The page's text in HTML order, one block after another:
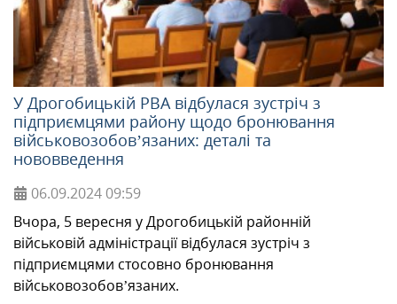
У Дрогобицькій РВА відбулася зустріч з
підприємцями району щодо бронювання
військовозобов’язаних: деталі та
нововведення
06.09.2024 09:59
Вчора, 5 вересня у Дрогобицькій районній
військовій адміністрації відбулася зустріч з
підприємцями стосовно бронювання
військовозобов’язаних.